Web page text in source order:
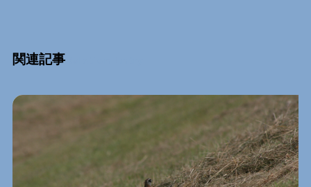
関連記事Relation Entry